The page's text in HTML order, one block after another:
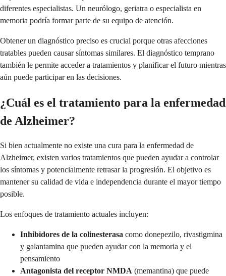
diferentes especialistas. Un neurólogo, geriatra o especialista en
memoria podría formar parte de su equipo de atención.
Obtener un diagnóstico preciso es crucial porque otras afecciones
tratables pueden causar síntomas similares. El diagnóstico temprano
también le permite acceder a tratamientos y planificar el futuro mientras
aún puede participar en las decisiones.
¿Cuál es el tratamiento para la enfermedad
de Alzheimer?
Si bien actualmente no existe una cura para la enfermedad de
Alzheimer, existen varios tratamientos que pueden ayudar a controlar
los síntomas y potencialmente retrasar la progresión. El objetivo es
mantener su calidad de vida e independencia durante el mayor tiempo
posible.
Los enfoques de tratamiento actuales incluyen:
Inhibidores de la colinesterasa como donepezilo, rivastigmina
y galantamina que pueden ayudar con la memoria y el
pensamiento
Antagonista del receptor NMDA (memantina) que puede